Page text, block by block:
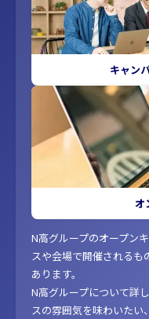
キャン
オ
N高グループのオープン
スや会場で開催されるも
あります。
N高グループについて詳
スの雰囲気を味わいたい